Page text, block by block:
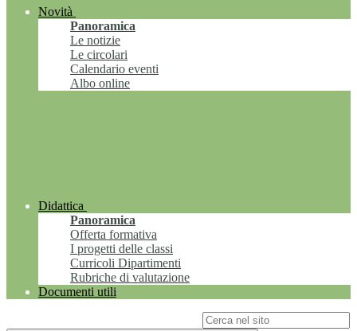
Novità
Panoramica
Le notizie
Le circolari
Calendario eventi
Albo online
Didattica
Panoramica
Offerta formativa
I progetti delle classi
Curricoli Dipartimenti
Rubriche di valutazione
Documenti utili